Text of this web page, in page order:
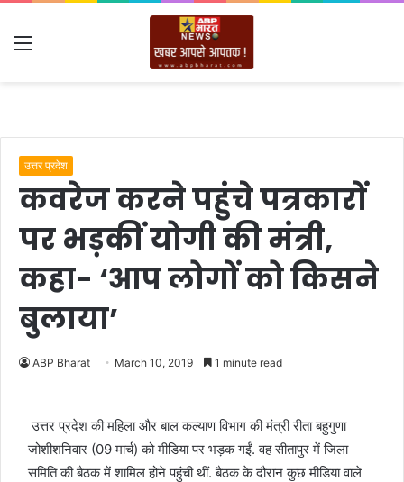
Menu
उत्तर प्रदेश
कवरेज करने पहुंचे पत्रकारों
पर भड़कीं योगी की मंत्री,
कहा- ‘आप लोगों को किसने
बुलाया’
ABP Bharat March 10, 2019 1 minute read
उत्तर प्रदेश की महिला और बाल कल्याण विभाग की मंत्री रीता बहुगुणा
जोशीशनिवार (09 मार्च) को मीडिया पर भड़क गईं. वह सीतापुर में जिला
समिति की बैठक में शामिल होने पहुंची थीं. बैठक के दौरान कुछ मीडिया वाले